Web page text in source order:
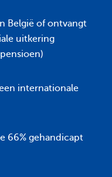
België of ontvangt
uitkering
internationale
66% gehandicapt